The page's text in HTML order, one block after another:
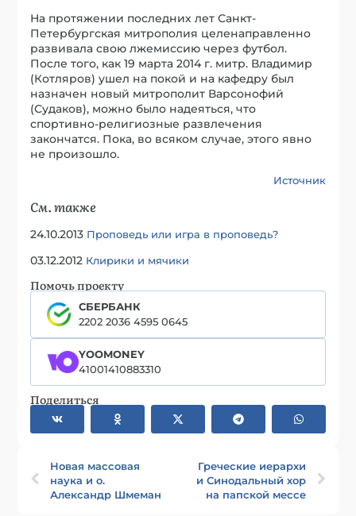
На протяжении последних лет Санкт-
Петербургская митрополия целенаправленно
развивала свою лжемиссию через футбол.
После того, как 19 марта 2014 г. митр. Владимир
(Котляров) ушел на покой и на кафедру был
назначен новый митрополит Варсонофий
(Судаков), можно было надеяться, что
спортивно-религиозные развлечения
закончатся. Пока, во всяком случае, этого явно
не произошло.
Источник
См. также
24.10.2013 Проповедь или игра в проповедь?
03.12.2012 Клирики и мячики
Помочь проекту
СБЕРБАНК
2202 2036 4595 0645
YOOMONEY
41001410883310
Поделиться
Новая массовая
наука и о.
Александр Шмеман
Греческие иерархи
и Синодальный хор
на папской мессе